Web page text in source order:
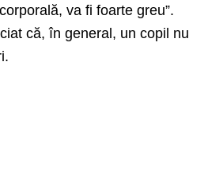
va fi foarte greu”.
că, în general, un copil nu